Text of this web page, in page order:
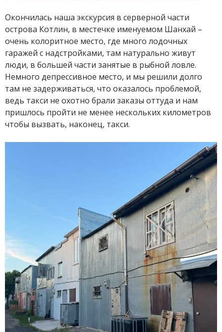
Окончилась наша экскурсия в серверной части
острова Котлин, в местечке именуемом Шанхай –
очень колоритное место, где много лодочных
гаражей с надстройками, там натурально живут
люди, в большей части занятые в рыбной ловле.
Немного депрессивное место, и мы решили долго
там не задерживаться, что оказалось проблемой,
ведь такси не охотно брали заказы оттуда и нам
пришлось пройти не менее нескольких километров
чтобы вызвать, наконец, такси.